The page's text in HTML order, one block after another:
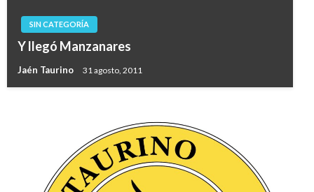
SIN CATEGORÍA
Y llegó Manzanares
Jaén Taurino 31 agosto, 2011